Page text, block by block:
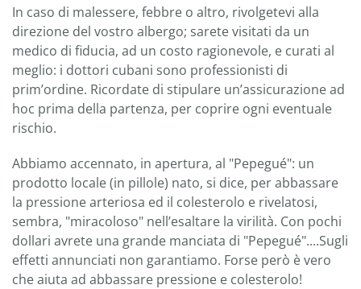
In caso di malessere, febbre o altro, rivolgetevi alla
direzione del vostro albergo; sarete visitati da un
medico di fiducia, ad un costo ragionevole, e curati al
meglio: i dottori cubani sono professionisti di
prim’ordine. Ricordate di stipulare un’assicurazione ad
hoc prima della partenza, per coprire ogni eventuale
rischio.
Abbiamo accennato, in apertura, al "Pepegué": un
prodotto locale (in pillole) nato, si dice, per abbassare
la pressione arteriosa ed il colesterolo e rivelatosi,
sembra, "miracoloso" nell’esaltare la virilità. Con pochi
dollari avrete una grande manciata di "Pepegué"....Sugli
effetti annunciati non garantiamo. Forse però è vero
che aiuta ad abbassare pressione e colesterolo!